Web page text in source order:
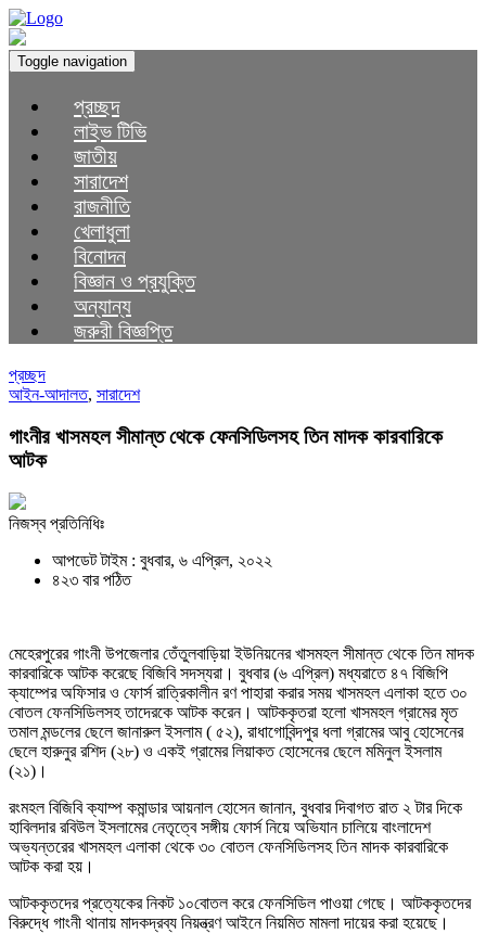
Toggle navigation
প্রচ্ছদ
লাইভ টিভি
জাতীয়
সারাদেশ
রাজনীতি
খেলাধুলা
বিনোদন
বিজ্ঞান ও প্রযুক্তি
অন্যান্য
জরুরী বিজ্ঞপ্তি
প্রচ্ছদ
আইন-আদালত, সারাদেশ
গাংনীর খাসমহল সীমান্ত থেকে ফেনসিডিলসহ তিন মাদক কারবারিকে
আটক
নিজস্ব প্রতিনিধিঃ
আপডেট টাইম : বুধবার, ৬ এপ্রিল, ২০২২
৪২৩ বার পঠিত
মেহেরপুরের গাংনী উপজেলার তেঁতুলবাড়িয়া ইউনিয়নের খাসমহল সীমান্ত থেকে তিন মাদক
কারবারিকে আটক করেছে বিজিবি সদস্যরা। বুধবার (৬ এপ্রিল) মধ্যরাতে ৪৭ বিজিপি
ক্যাম্পের অফিসার ও ফোর্স রাত্রিকালীন রণ পাহারা করার সময় খাসমহল এলাকা হতে ৩০
বোতল ফেনসিডিলসহ তাদেরকে আটক করেন। আটককৃতরা হলো খাসমহল গ্রামের মৃত
তমাল মন্ডলের ছেলে জানারুল ইসলাম ( ৫২), রাধাগোবিন্দপুর ধলা গ্রামের আবু হোসেনের
ছেলে হারুনুর রশিদ (২৮) ও একই গ্রামের লিয়াকত হোসেনের ছেলে মমিনুল ইসলাম
(২১)।
রংমহল বিজিবি ক্যাম্প কমান্ডার আয়নাল হোসেন জানান, বুধবার দিবাগত রাত ২ টার দিকে
হাবিলদার রবিউল ইসলামের নেতৃত্বে সঙ্গীয় ফোর্স নিয়ে অভিযান চালিয়ে বাংলাদেশ
অভ্যন্তরের খাসমহল এলাকা থেকে ৩০ বোতল ফেনসিডিলসহ তিন মাদক কারবারিকে
আটক করা হয়।
আটককৃতদের প্রত্যেকের নিকট ১০বোতল করে ফেনসিডিল পাওয়া গেছে। আটককৃতদের
বিরুদ্ধে গাংনী থানায় মাদকদ্রব্য নিয়ন্ত্রণ আইনে নিয়মিত মামলা দায়ের করা হয়েছে।